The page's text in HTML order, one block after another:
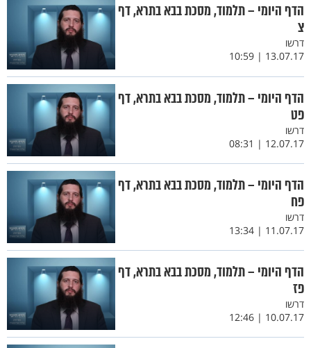
הדף היומי – תלמוד, מסכת בבא בתרא, דף
צ
דרשו
13.07.17 | 10:59
הדף היומי – תלמוד, מסכת בבא בתרא, דף
פט
דרשו
12.07.17 | 08:31
הדף היומי – תלמוד, מסכת בבא בתרא, דף
פח
דרשו
11.07.17 | 13:34
הדף היומי – תלמוד, מסכת בבא בתרא, דף
פז
דרשו
10.07.17 | 12:46